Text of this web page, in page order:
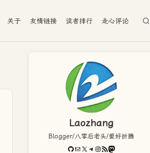
关于 友情链接 读者排行 走心评论
Laozhang
Blogger/八零后老头/爱好折腾
GitHub
电子邮件X Telegram
Instagram
RSS FeedMastodon